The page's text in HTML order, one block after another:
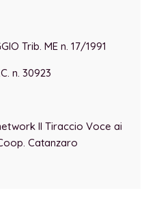
Trib. ME n. 17/1991
n. 30923
Il Tiraccio Voce ai
Catanzaro